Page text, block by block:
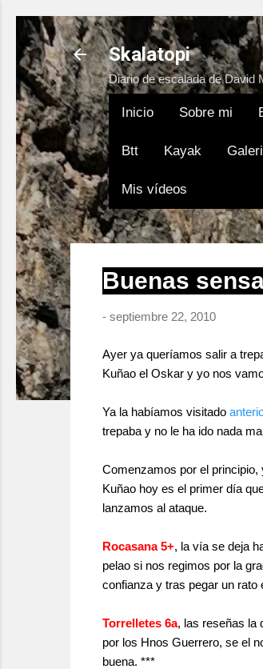
Skalatopi
Diario de escalada de David
Inicio Sobre mi
Btt Kayak
Mis vídeos
Buenas
- septiembre 22, 2010
Ayer ya queríamos salir a
Kuñao el Oskar y yo nos
Ya la habíamos visitado
trepaba y no le ha ido nada
Comenzamos por el principio,
Kuñao hoy es el primer día
lanzamos al ataque.
Rocasana 5+, la vía se deja
pelao si nos regimos por la
confianza y tras pegar un rato
Torrelletes 6a, las reseñas la
por los Hnos Guerrero, se el
buena. ***